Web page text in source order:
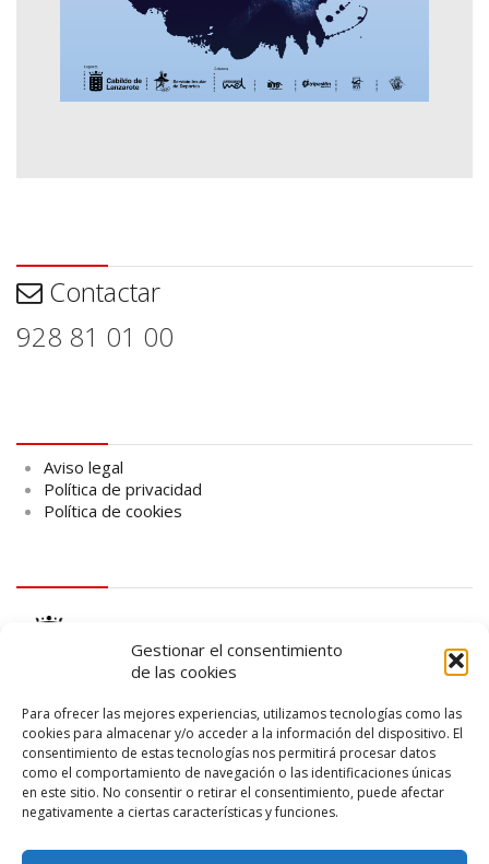
Gestionar el consentimiento
de las cookies
Para ofrecer las mejores experiencias, utilizamos tecnologías como las
cookies para almacenar y/o acceder a la información del dispositivo. El
consentimiento de estas tecnologías nos permitirá procesar datos
como el comportamiento de navegación o las identificaciones únicas
en este sitio. No consentir o retirar el consentimiento, puede afectar
negativamente a ciertas características y funciones.
Contactar
928 81 01 00
Aviso legal
Política de privacidad
Política de cookies
logo SID